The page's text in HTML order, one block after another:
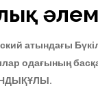
атындағы
одағының